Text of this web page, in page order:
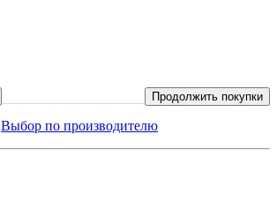
Продолжить покупки
Выбор по производителю